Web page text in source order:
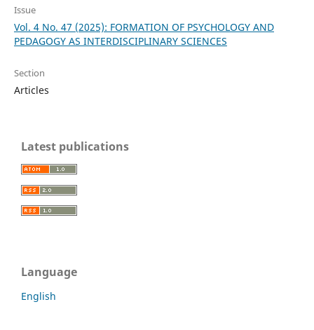
Issue
Vol. 4 No. 47 (2025): FORMATION OF PSYCHOLOGY AND
PEDAGOGY AS INTERDISCIPLINARY SCIENCES
Section
Articles
Latest publications
Language
English